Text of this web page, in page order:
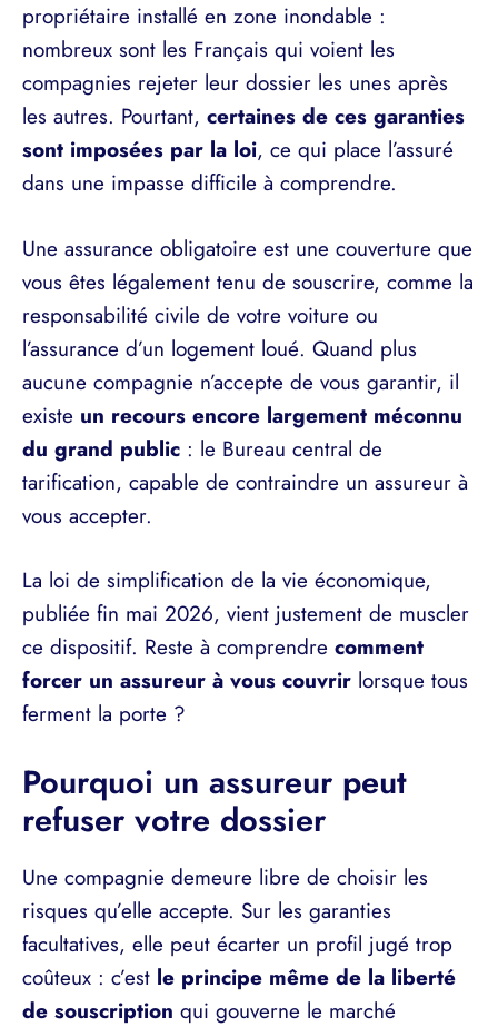
propriétaire installé en zone inondable :
nombreux sont les Français qui voient les
compagnies rejeter leur dossier les unes après
les autres. Pourtant, certaines de ces garanties
sont imposées par la loi, ce qui place l’assuré
dans une impasse difficile à comprendre.
Une assurance obligatoire est une couverture que
vous êtes légalement tenu de souscrire, comme la
responsabilité civile de votre voiture ou
l’assurance d’un logement loué. Quand plus
aucune compagnie n’accepte de vous garantir, il
existe un recours encore largement méconnu
du grand public : le Bureau central de
tarification, capable de contraindre un assureur à
vous accepter.
La loi de simplification de la vie économique,
publiée fin mai 2026, vient justement de muscler
ce dispositif. Reste à comprendre comment
forcer un assureur à vous couvrir lorsque tous
ferment la porte ?
Pourquoi un assureur peut
refuser votre dossier
Une compagnie demeure libre de choisir les
risques qu’elle accepte. Sur les garanties
facultatives, elle peut écarter un profil jugé trop
coûteux : c’est le principe même de la liberté
de souscription qui gouverne le marché